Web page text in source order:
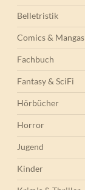
Belletristik
Comics & Mangas
Fachbuch
Fantasy & SciFi
Hörbücher
Horror
Jugend
Kinder